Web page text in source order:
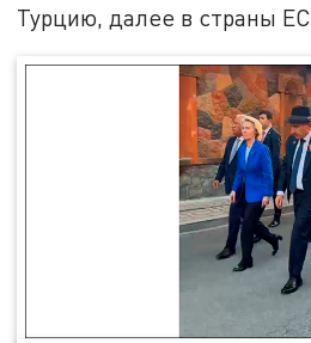
Турцию, далее в страны ЕС.